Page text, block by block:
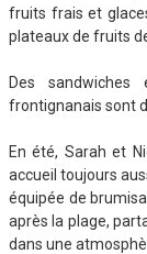
fruits frais et
plateaux de fruits
Des
frontignanais sont
En été, Sarah et
accueil toujours
équipée de
après la plage,
dans une